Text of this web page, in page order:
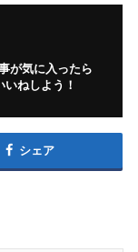
が気に入ったら
いねしよう！
シェア